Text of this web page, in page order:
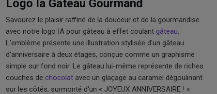
Logo Ia Gâteau Gourmand
Savourez le plaisir raffiné de la douceur et de la gourmandise
avec notre logo IA pour gâteau à effet coulant gâteau
L'emblème présente une illustration stylisée d'un gâteau
d'anniversaire à deux étages, conçue comme un graphisme
simple sur fond noir. Le gâteau lui-même représente de riches
couches de chocolat avec un glaçage au caramel dégoulinant
sur les côtés, surmonté d'un « JOYEUX ANNIVERSAIRE ! »